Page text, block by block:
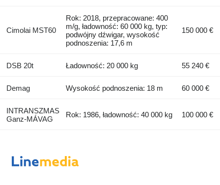
Cimolai MST60
Rok: 2018, przepracowane: 400
m/g, ładowność: 60 000 kg, typ:
podwójny dźwigar, wysokość
podnoszenia: 17,6 m
150 000 €
DSB 20t Ładowność: 20 000 kg 55 240 €
Demag Wysokość podnoszenia: 18 m 60 000 €
INTRANSZMAS
Ganz-MÁVAG
Rok: 1986, ładowność: 40 000 kg 100 000 €